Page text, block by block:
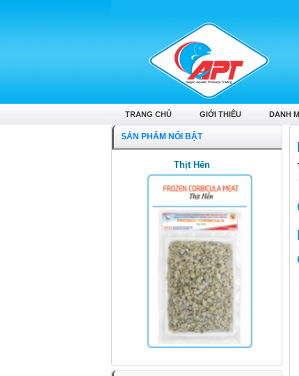
TRANG CHỦ GIỚI THIỆU DANH
SẢN PHẨM NỔI BẬT
Thịt Hến